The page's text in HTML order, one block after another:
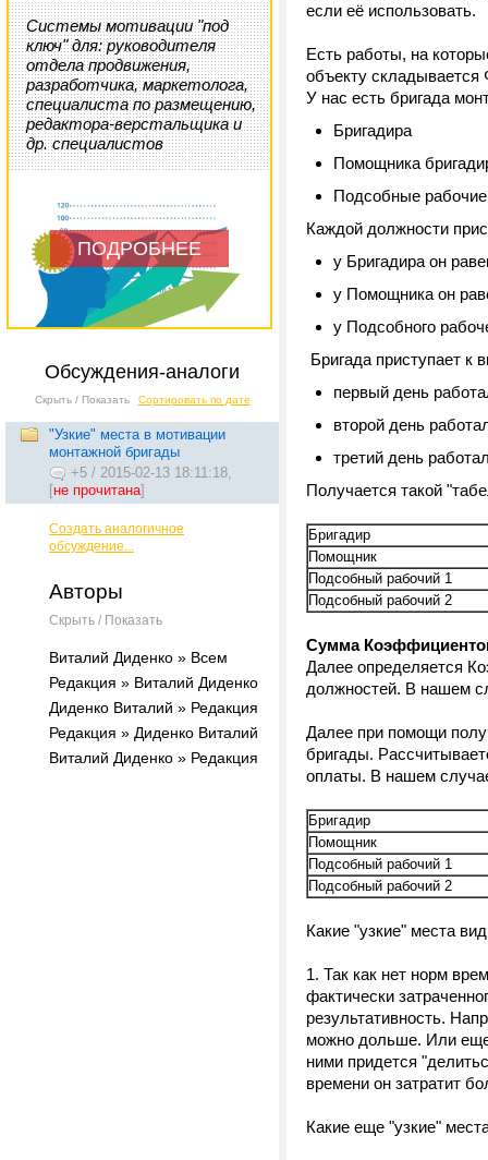
Системы мотивации "под
ключ" для: руководителя
отдела продвижения,
разработчика, маркетолога,
специалиста по размещению,
редактора-верстальщика и
др. специалистов
ПОДРОБНЕЕ
Обсуждения-аналоги
Скрыть / Показать Сортировать по дате
"Узкие" места в мотивации
монтажной бригады
+5 / 2015-02-13 18:11:18,
[не прочитана]
Создать аналогичное
обсуждение...
Авторы
Скрыть / Показать
Виталий Диденко » Всем
Редакция » Виталий Диденко
Диденко Виталий » Редакция
Редакция » Диденко Виталий
Виталий Диденко » Редакция
если её использовать.
Есть работы, на
объекту
У нас есть бригада
Бригадира
Помощника
Подсобные рабочие
Каждой должности
у Бригадира он
у Помощника он
у Подсобного
Бригада приступает к
первый день
второй день
третий день
Получается такой
Бригадир
Помощник
Подсобный рабочий 1
Подсобный рабочий 2
Сумма
Далее определяется
должностей. В нашем
Далее при помощи
бригады.
оплаты. В нашем
Бригадир
Помощник
Подсобный рабочий 1
Подсобный рабочий 2
Какие "узкие" места
1. Так как нет норм
фактически
результативность.
можно дольше. Или еще
ними придется
времени он затратит
Какие еще "узкие"